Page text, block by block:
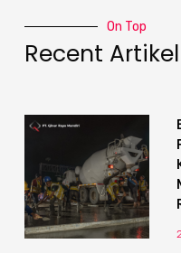
On Top
Recent Artikel